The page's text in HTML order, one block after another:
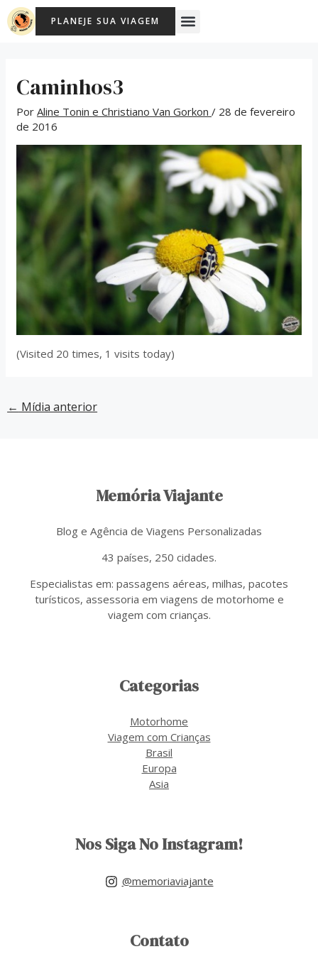
para
PLANEJE SUA VIAGEM Menu
Caminhos3
PorAline Tonin e Christiano Van Gorkon/ 28 de fevereiro
de 2016
(Visited 20 times, 1 visits today)
Post
navigation
← Mídia anterior
Memória Viajante
Blog e Agência de Viagens Personalizadas
43 países, 250 cidades.
Especialistas em: passagens aéreas, milhas, pacotes
turísticos, assessoria em viagens de motorhome e
viagem com crianças.
Categorias
Motorhome
Viagem com Crianças
Brasil
Europa
Asia
Nos Siga No Instagram!
@memoriaviajante
Contato